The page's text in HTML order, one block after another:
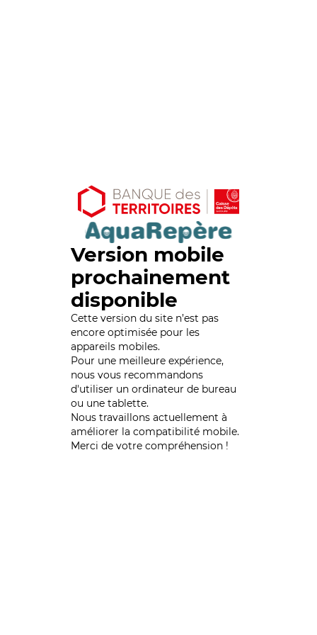
Version mobile
prochainement
disponible
Cette version du site n’est pas
encore optimisée pour les
appareils mobiles.
Pour une meilleure expérience,
nous vous recommandons
d'utiliser un ordinateur de bureau
ou une tablette.
Nous travaillons actuellement à
améliorer la compatibilité mobile.
Merci de votre compréhension !